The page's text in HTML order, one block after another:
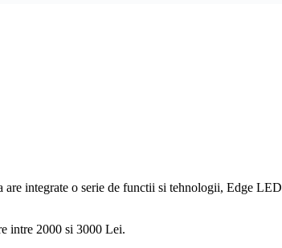
are integrate o serie de functii si tehnologii, Edge LED
intre 2000 si 3000 Lei.